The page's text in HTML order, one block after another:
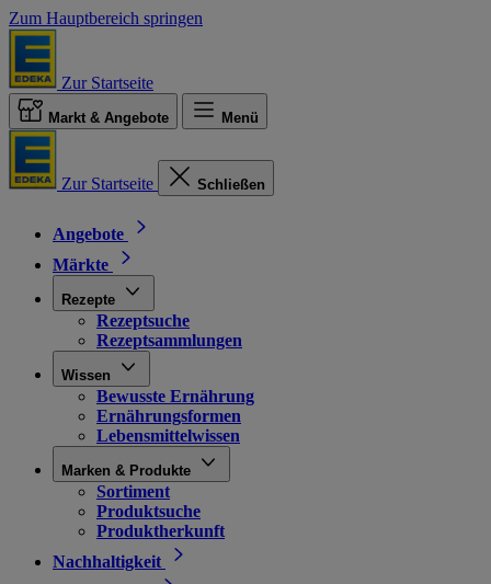
Zum Hauptbereich springen
Zur Startseite
Markt & Angebote Menü
Zur Startseite Schließen
Angebote
Märkte
Rezepte
Rezeptsuche
Rezeptsammlungen
Wissen
Bewusste Ernährung
Ernährungsformen
Lebensmittelwissen
Marken & Produkte
Sortiment
Produktsuche
Produktherkunft
Nachhaltigkeit